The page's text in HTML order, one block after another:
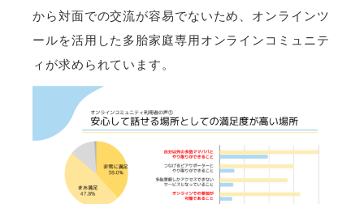
から対面での交流が容易でないため、オンラインツ
ールを活用した多胎家庭専用オンラインコミュニテ
ィが求められています。